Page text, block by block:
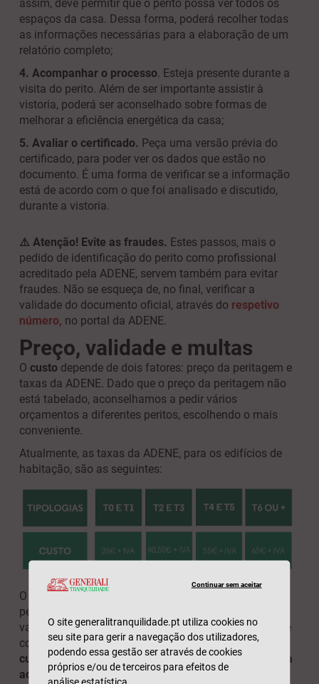
assim, deve permitir que o perito possa ver todos os
espaços da casa. Dessa forma, poderá recolher todas
as informações necessárias para a elaboração de um
relatório completo;
4. Acompanhar o processo. Esteja presente durante a
visita do perito. Além de ser importante assistir à
vistoria, poderá ser aconselhado sobre formas de
melhorar a eficiência energética da casa;
5. Avaliar o certificado. Peça uma versão prévia do
certificado, para poder ver os dados que estão no
documento. É uma forma de verificar se a informação
está de acordo com o que foi analisado e discutido,
durante a vistoria.
⚠ Atenção! Evite as fraudes. Estes passos, mais o
pedido de identificação do perito como profissional
acreditado pela ADENE, servem também para evitar
fraudes. Não se esqueça de, no final, verificar a
validade do documento oficial, através do respetivo
número, no portal da ADENE.
Preço, validade e multas
O custo depende de dois fatores: preço da peritagem e
taxas da ADENE. Dado que o preço da peritagem não
está tabelado, aconselhamos a pedir vários
orçamentos a diferentes peritos, escolhendo o mais
conveniente.
Atualmente, as taxas da ADENE, para os edifícios de
habitação, são as seguintes:
O certificado energético para edifícios de habitação e
pequenos edifícios de comércio/serviços tem a
validade de dez anos. No caso de grandes edifícios de
comércio/serviços, a validade é de oito anos.Se não
cumprir estes prazos, poderá ter de pagar uma multa
ao Estado.
Continuar sem aceitar
O site generalitranquilidade.pt utiliza cookies no
seu site para gerir a navegação dos utilizadores,
podendo essa gestão ser através de cookies
próprios e/ou de terceiros para efeitos de
análise estatística.